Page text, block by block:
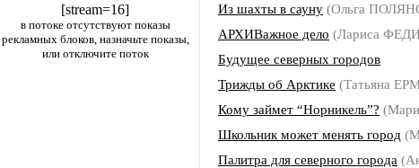
[stream=16]
в потоке отсутствуют показы
рекламных блоков, назначьте показы,
или отключите поток
Из шахты в сауну (Ольга
АРХИВажное дело (Лариса
Будущее северных городов
Трижды об Арктике (Татьяна
Кому займет “Норникель”?
Школьник может менять город
Палитра для северного города